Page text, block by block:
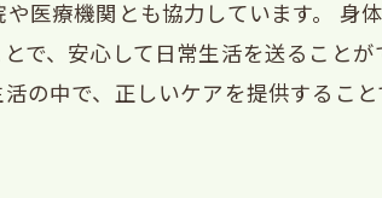
医療機関とも協力しています。 身
で、安心して日常生活を送ること
の中で、正しいケアを提供するこ